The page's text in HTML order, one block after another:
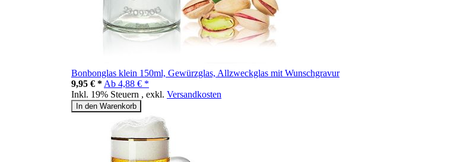
Bonbonglas klein 150ml, Gewürzglas, Allzweckglas mit Wunschgravur
9,95 € * Ab 4,88 € *
Inkl. 19% Steuern , exkl. Versandkosten
In den Warenkorb